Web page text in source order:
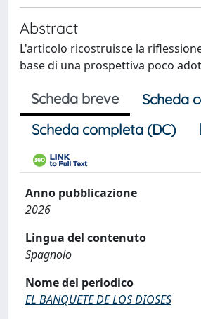
Abstract
L'articolo ricostruisce la
base di una prospettiva poco
Scheda breve
Scheda
Scheda completa (DC)
Anno pubblicazione
2026
Lingua del contenuto
Spagnolo
Nome del periodico
EL BANQUETE DE LOS DIOSES